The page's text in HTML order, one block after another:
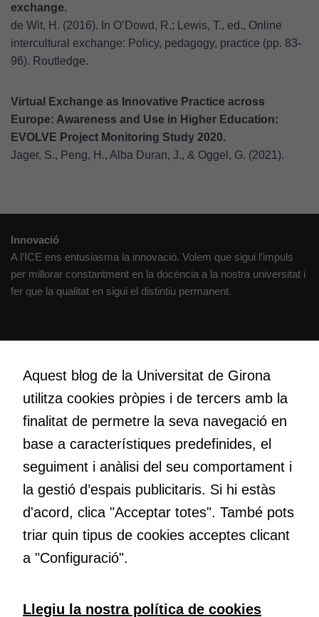
exchange.
de Wit, H. (2016). In O’Dowd, R.; Lewis, T., ed., Online
intercultural exchange: Policy, pedagogy, practice (pp. 83-
96). Routledge.
Virtual Exchange as Innovative Practice across
Europe: Awareness and Use in Higher Education:
EVOLVE Project Monitoring Study 2020.
Jager, S., Peng, H., Alba Duran, J., & Oggel, G. (2021).
Innovació
A l’ICE ens entusiasma la innovació. Volem que sigui l’impuls
per millorar constantment en la docència a la nostra universitat i
fer que la qualitat en sigui el distintiu permanent.
Volem crear espais de reflexió i de debat, espais on qüestionar-
nos el que estem fent, atrevir-nos a pensar noves i millors
maneres de fer-ho i generar plegats idees innovadores.
Educació
transformació. Volem contribuir a millorar-la impulsant
metodologies docents actives i ambients d’aprenentatge
dinàmics.
Subscriu-te al butlletí
Aquest blog de la Universitat de Girona
utilitza cookies pròpies i de tercers amb la
finalitat de permetre la seva navegació en
base a característiques predefinides, el
seguiment i anàlisi del seu comportament i
la gestió d’espais publicitaris. Si hi estàs
d'acord, clica "Acceptar totes". També pots
triar quin tipus de cookies acceptes clicant
a "Configuració".
Llegiu la nostra política de cookies